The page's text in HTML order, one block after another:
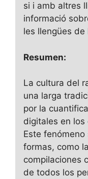
si i amb altres
informació
les llengües de
Resumen:
La cultura del
una larga
por la
digitales en
Este
formas, como
compilaciones
de todos los